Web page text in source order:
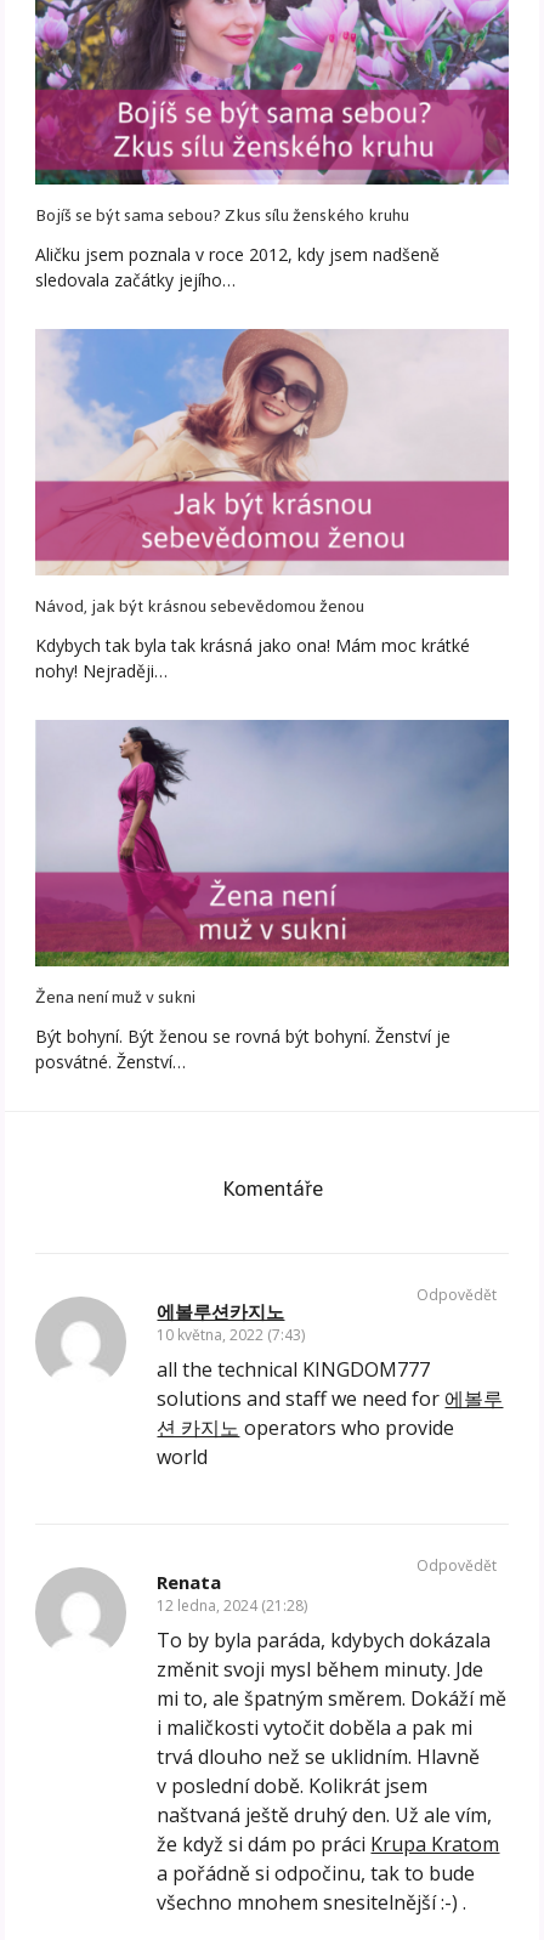
Bojíš se být sama sebou? Zkus sílu ženského kruhu
Aličku jsem poznala v roce 2012, kdy jsem nadšeně
sledovala začátky jejího…
Návod, jak být krásnou sebevědomou ženou
Kdybych tak byla tak krásná jako ona! Mám moc krátké
nohy! Nejraději…
Žena není muž v sukni
Být bohyní. Být ženou se rovná být bohyní. Ženství je
posvátné. Ženství…
Komentáře
에볼루션카지노
10 května, 2022 (7:43)
all the technical KINGDOM777
solutions and staff we need for 에볼루
션 카지노 operators who provide
world
Odpovědět
Renata
12 ledna, 2024 (21:28)
To by byla paráda, kdybych dokázala
změnit svoji mysl během minuty. Jde
mi to, ale špatným směrem. Dokáží mě
i maličkosti vytočit doběla a pak mi
trvá dlouho než se uklidním. Hlavně
v poslední době. Kolikrát jsem
naštvaná ještě druhý den. Už ale vím,
že když si dám po práci Krupa Kratom
a pořádně si odpočinu, tak to bude
všechno mnohem snesitelnější :-) .
Odpovědět